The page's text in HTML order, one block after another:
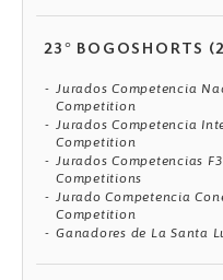
23° BOGOSHORTS
Jurados Competencia
Competition
Jurados Competencia
Competition
Jurados Competencias
Competitions
Jurado Competencia
Competition
Ganadores de La Santa